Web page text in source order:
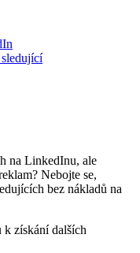
na LinkedInu, ale
Nebojte se,
bez nákladů na
získání dalších